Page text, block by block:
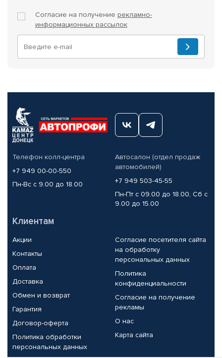
Согласие на получение рекламно-
информационных рассылок
Телефон колл-центра
+7 949 00-00-550
Пн-Вс с 9.00 до 18.00
Автосалон (отдел продаж
автомобилей)
+7 949 503-45-55
Пн-Пт с 09.00 до 18.00, Сб с
9.00 до 15.00
Клиентам
Акции
Контакты
Оплата
Доставка
Обмен и возврат
Гарантия
Договор-оферта
Политика обработки
персональных данных
Согласие посетителя сайта
на обработку
персональных данных
Политика
конфиденциальности
Согласие на получение
рекламы
О нас
Карта сайта